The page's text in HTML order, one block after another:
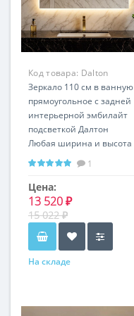
Код товара: Dalton
RS12275
Зеркало 110 см в ванную
прямоугольное с задней
интерьерной эмбилайт
подсветкой Далтон
Любая ширина и высота
Горизонтальная и
вертикальная установка
1
Цена:
13 520 ₽
15 022 ₽
На складе